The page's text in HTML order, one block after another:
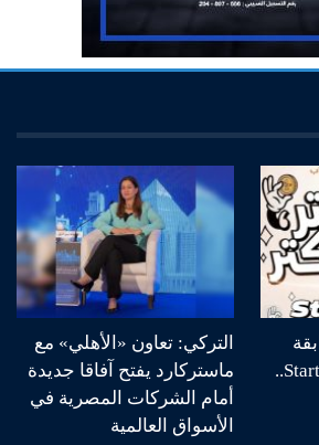
جديدة لعملاء حساب Start..
التركي: تعاون «الأهلي» مع
ماستركارد يفتح آفاقا جديدة
أمام الشركات المصرية في
الأسواق العالمية